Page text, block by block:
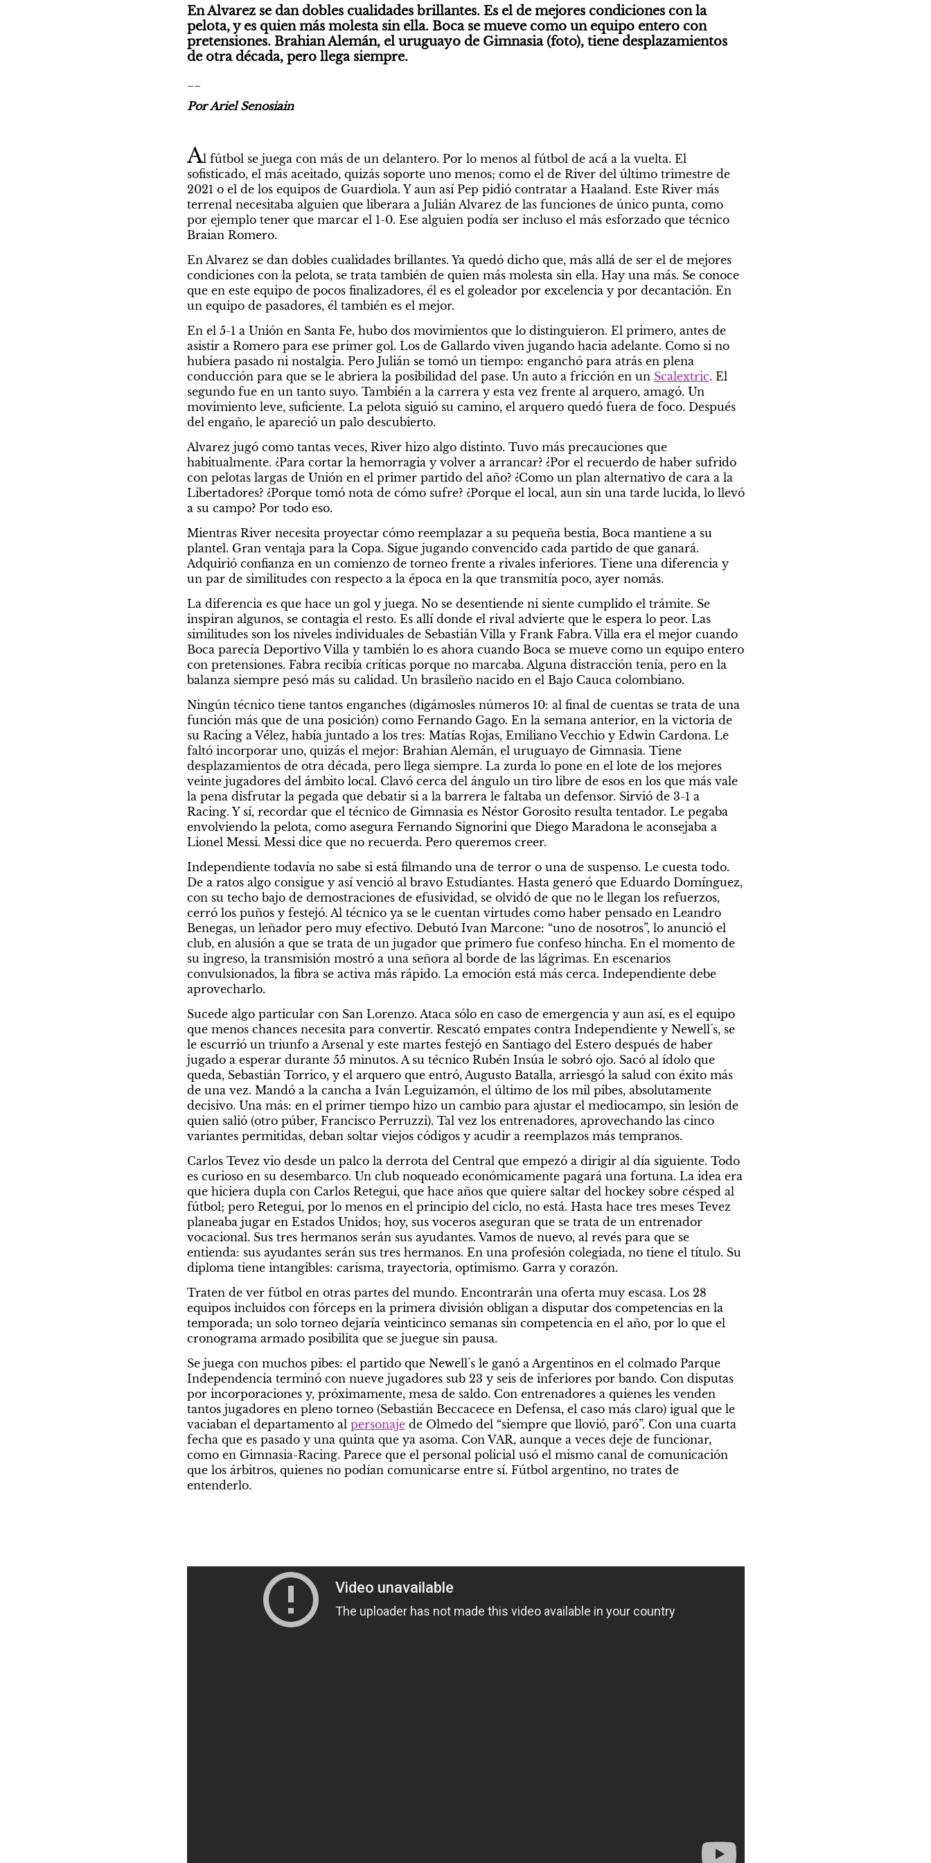
En Alvarez se dan dobles cualidades brillantes. Es el de mejores condiciones con la
pelota, y es quien más molesta sin ella. Boca se mueve como un equipo entero con
pretensiones. Brahian Alemán, el uruguayo de Gimnasia (foto), tiene desplazamientos
de otra década, pero llega siempre.
Por Ariel Senosiain
Al fútbol se juega con más de un delantero. Por lo menos al fútbol de acá a la vuelta. El
sofisticado, el más aceitado, quizás soporte uno menos; como el de River del último trimestre de
2021 o el de los equipos de Guardiola. Y aun así Pep pidió contratar a Haaland. Este River más
terrenal necesitaba alguien que liberara a Julián Alvarez de las funciones de único punta, como
por ejemplo tener que marcar el 1-0. Ese alguien podía ser incluso el más esforzado que técnico
Braian Romero.
En Alvarez se dan dobles cualidades brillantes. Ya quedó dicho que, más allá de ser el de mejores
condiciones con la pelota, se trata también de quien más molesta sin ella. Hay una más. Se conoce
que en este equipo de pocos finalizadores, él es el goleador por excelencia y por decantación. En
un equipo de pasadores, él también es el mejor.
En el 5-1 a Unión en Santa Fe, hubo dos movimientos que lo distinguieron. El primero, antes de
asistir a Romero para ese primer gol. Los de Gallardo viven jugando hacia adelante. Como si no
hubiera pasado ni nostalgia. Pero Julián se tomó un tiempo: enganchó para atrás en plena
conducción para que se le abriera la posibilidad del pase. Un auto a fricción en un Scalextric. El
segundo fue en un tanto suyo. También a la carrera y esta vez frente al arquero, amagó. Un
movimiento leve, suficiente. La pelota siguió su camino, el arquero quedó fuera de foco. Después
del engaño, le apareció un palo descubierto.
Alvarez jugó como tantas veces, River hizo algo distinto. Tuvo más precauciones que
habitualmente. ¿Para cortar la hemorragia y volver a arrancar? ¿Por el recuerdo de haber sufrido
con pelotas largas de Unión en el primer partido del año? ¿Como un plan alternativo de cara a la
Libertadores? ¿Porque tomó nota de cómo sufre? ¿Porque el local, aun sin una tarde lucida, lo llevó
a su campo? Por todo eso.
Mientras River necesita proyectar cómo reemplazar a su pequeña bestia, Boca mantiene a su
plantel. Gran ventaja para la Copa. Sigue jugando convencido cada partido de que ganará.
Adquirió confianza en un comienzo de torneo frente a rivales inferiores. Tiene una diferencia y
un par de similitudes con respecto a la época en la que transmitía poco, ayer nomás.
La diferencia es que hace un gol y juega. No se desentiende ni siente cumplido el trámite. Se
inspiran algunos, se contagia el resto. Es allí donde el rival advierte que le espera lo peor. Las
similitudes son los niveles individuales de Sebastián Villa y Frank Fabra. Villa era el mejor cuando
Boca parecía Deportivo Villa y también lo es ahora cuando Boca se mueve como un equipo entero
con pretensiones. Fabra recibía críticas porque no marcaba. Alguna distracción tenía, pero en la
balanza siempre pesó más su calidad. Un brasileño nacido en el Bajo Cauca colombiano.
Ningún técnico tiene tantos enganches (digámosles números 10: al final de cuentas se trata de una
función más que de una posición) como Fernando Gago. En la semana anterior, en la victoria de
su Racing a Vélez, había juntado a los tres: Matías Rojas, Emiliano Vecchio y Edwin Cardona. Le
faltó incorporar uno, quizás el mejor: Brahian Alemán, el uruguayo de Gimnasia. Tiene
desplazamientos de otra década, pero llega siempre. La zurda lo pone en el lote de los mejores
veinte jugadores del ámbito local. Clavó cerca del ángulo un tiro libre de esos en los que más vale
la pena disfrutar la pegada que debatir si a la barrera le faltaba un defensor. Sirvió de 3-1 a
Racing. Y sí, recordar que el técnico de Gimnasia es Néstor Gorosito resulta tentador. Le pegaba
envolviendo la pelota, como asegura Fernando Signorini que Diego Maradona le aconsejaba a
Lionel Messi. Messi dice que no recuerda. Pero queremos creer.
Independiente todavía no sabe si está filmando una de terror o una de suspenso. Le cuesta todo.
De a ratos algo consigue y así venció al bravo Estudiantes. Hasta generó que Eduardo Domínguez,
con su techo bajo de demostraciones de efusividad, se olvidó de que no le llegan los refuerzos,
cerró los puños y festejó. Al técnico ya se le cuentan virtudes como haber pensado en Leandro
Benegas, un leñador pero muy efectivo. Debutó Ivan Marcone: “uno de nosotros”, lo anunció el
club, en alusión a que se trata de un jugador que primero fue confeso hincha. En el momento de
su ingreso, la transmisión mostró a una señora al borde de las lágrimas. En escenarios
convulsionados, la fibra se activa más rápido. La emoción está más cerca. Independiente debe
aprovecharlo.
Sucede algo particular con San Lorenzo. Ataca sólo en caso de emergencia y aun así, es el equipo
que menos chances necesita para convertir. Rescató empates contra Independiente y Newell´s, se
le escurrió un triunfo a Arsenal y este martes festejó en Santiago del Estero después de haber
jugado a esperar durante 55 minutos. A su técnico Rubén Insúa le sobró ojo. Sacó al ídolo que
queda, Sebastián Torrico, y el arquero que entró, Augusto Batalla, arriesgó la salud con éxito más
de una vez. Mandó a la cancha a Iván Leguizamón, el último de los mil pibes, absolutamente
decisivo. Una más: en el primer tiempo hizo un cambio para ajustar el mediocampo, sin lesión de
quien salió (otro púber, Francisco Perruzzi). Tal vez los entrenadores, aprovechando las cinco
variantes permitidas, deban soltar viejos códigos y acudir a reemplazos más tempranos.
Carlos Tevez vio desde un palco la derrota del Central que empezó a dirigir al día siguiente. Todo
es curioso en su desembarco. Un club noqueado económicamente pagará una fortuna. La idea era
que hiciera dupla con Carlos Retegui, que hace años que quiere saltar del hockey sobre césped al
fútbol; pero Retegui, por lo menos en el principio del ciclo, no está. Hasta hace tres meses Tevez
planeaba jugar en Estados Unidos; hoy, sus voceros aseguran que se trata de un entrenador
vocacional. Sus tres hermanos serán sus ayudantes. Vamos de nuevo, al revés para que se
entienda: sus ayudantes serán sus tres hermanos. En una profesión colegiada, no tiene el título. Su
diploma tiene intangibles: carisma, trayectoria, optimismo. Garra y corazón.
Traten de ver fútbol en otras partes del mundo. Encontrarán una oferta muy escasa. Los 28
equipos incluidos con fórceps en la primera división obligan a disputar dos competencias en la
temporada; un solo torneo dejaría veinticinco semanas sin competencia en el año, por lo que el
cronograma armado posibilita que se juegue sin pausa.
Se juega con muchos pibes: el partido que Newell´s le ganó a Argentinos en el colmado Parque
Independencia terminó con nueve jugadores sub 23 y seis de inferiores por bando. Con disputas
por incorporaciones y, próximamente, mesa de saldo. Con entrenadores a quienes les venden
tantos jugadores en pleno torneo (Sebastián Beccacece en Defensa, el caso más claro) igual que le
vaciaban el departamento al personaje de Olmedo del “siempre que llovió, paró”. Con una cuarta
fecha que es pasado y una quinta que ya asoma. Con VAR, aunque a veces deje de funcionar,
como en Gimnasia-Racing. Parece que el personal policial usó el mismo canal de comunicación
que los árbitros, quienes no podían comunicarse entre sí. Fútbol argentino, no trates de
entenderlo.